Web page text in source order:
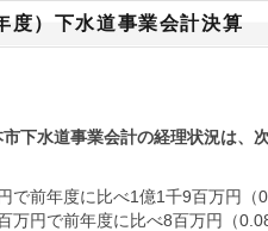
度）下水道事業会計決算
下水道事業会計の経理状況は、
前年度に比べ1億1千9百万円（
万円で前年度に比べ8百万円（